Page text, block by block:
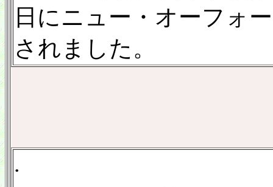
日にニュー・オーフォ
されました。
.